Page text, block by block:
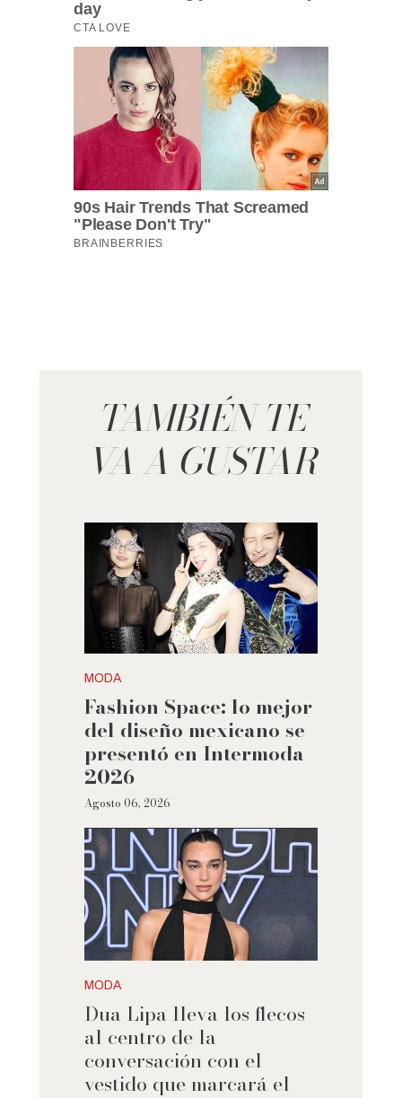
TAMBIÉN TE
VA A GUSTAR
MODA
Fashion Space: lo mejor
del diseño mexicano se
presentó en Intermoda
2026
Agosto 06, 2026
MODA
Dua Lipa lleva los flecos
al centro de la
conversación con el
vestido que marcará el